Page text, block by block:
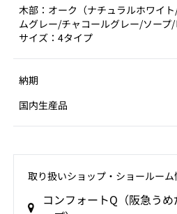
木部：オーク（ナチュラルホワイ
ムグレー/チャコールグレー/ソープ/
サイズ：4タイプ
納期
国内生産品
取り扱いショップ‧ショールーム
コンフォートQ（阪急う